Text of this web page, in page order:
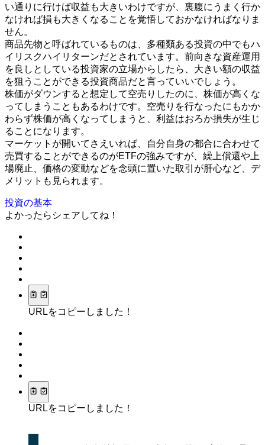
い通りに行けば収益も大きいわけですが、裏腹にうまく行か
なければ損も大きくなることを覚悟しておかなければなりま
せん。
商品先物と呼ばれているものは、多種類ある投資の中でもハ
イリスクハイリターンだとされています。前向きな資産運用
を良しとしている投資家の立場からしたら、大きい額の収益
を狙うことができる投資商品だと言っていいでしょう。
株価がダウンすると想定して空売りしたのに、株価が高くな
ってしまうこともあるわけです。空売りを行なったにもかか
わらず株価が高くなってしまうと、利益はおろか損失が生じ
ることになります。
マーケットが開いてさえいれば、自分自身の都合に合わせて
売買することができるのがETFの強みですが、繰上償還や上
場廃止、価格の変動などを念頭に置いた取引が肝心など、デ
メリットも見られます。
投資の基本
よかったらシェアしてね！
URLをコピーしました！
URLをコピーしました！